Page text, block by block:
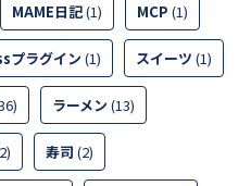
MAME日記(1) MCP (1)
プラグイン (1) スイーツ (1)
ラーメン (13)
寿司 (2)